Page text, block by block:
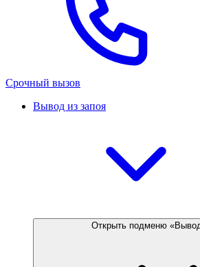
Срочный вызов
Вывод из запоя
Открыть подменю